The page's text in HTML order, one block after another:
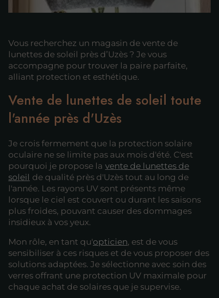
Vous recherchez un magasin de vente de
lunettes de soleil près d’Uzès ? Je vous
accompagne pour trouver la paire parfaite,
alliant protection et esthétique.
Vente de lunettes de soleil toute
l'année près d'Uzès
Je crois fermement que la protection solaire
oculaire ne se limite pas aux mois d'été. C'est
pourquoi je propose la vente de lunettes de
soleil de qualité près d'Uzès tout au long de
l'année. Les rayons UV sont présents même
lorsque le ciel est couvert ou durant les saisons
plus froides, pouvant causer des dommages
insidieux à vos yeux.
Mon rôle, en tant qu'opticien, est de vous
sensibiliser à ces risques et de vous proposer des
solutions adaptées. Je sélectionne avec soin des
verres offrant une protection UV maximale pour
chaque achat de solaires que je supervise.